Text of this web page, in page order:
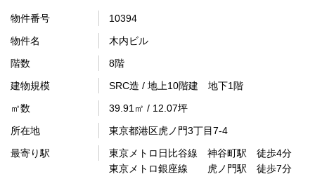
物件番号
10394
物件名
木内ビル
階数
8階
建物規模
SRC造 / 地上10階建 地下1階
㎡数
39.91㎡ / 12.07坪
所在地
東京都港区虎ノ門3丁目7-4
最寄り駅
東京メトロ日比谷線 神谷町駅 徒歩4分
東京メトロ銀座線 虎ノ門駅 徒歩7分